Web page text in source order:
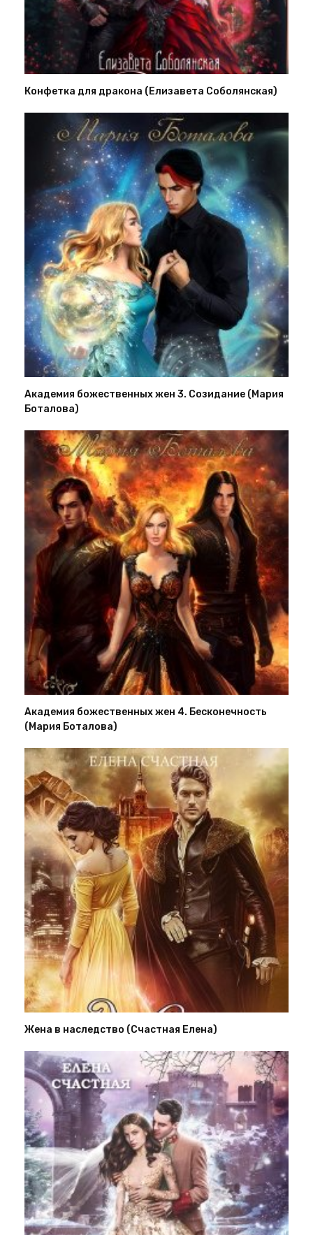
Конфетка для дракона (Елизавета Соболянская)
Академия божественных жен 3. Созидание (Мария
Боталова)
Академия божественных жен 4. Бесконечность
(Мария Боталова)
Жена в наследство (Счастная Елена)